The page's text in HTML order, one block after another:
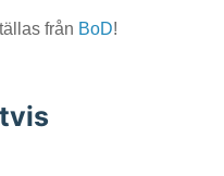
från BoD!